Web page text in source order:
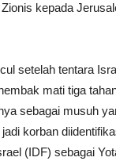
kepada
setelah tentara
mati tiga
sebagai musuh
korban
(IDF) sebagai